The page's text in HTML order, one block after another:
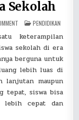
Sekolah
ON
TIPS
CEPAT
MENGUASAI
BAHASA
INGGRIS
UNTUK
SISWA
SEKOLAH
POSTED
IN
PENDIDIKAN
keterampilan
sekolah di era
berguna untuk
lebih luas di
lanjutan maupun
tepat, siswa bisa
lebih cepat dan